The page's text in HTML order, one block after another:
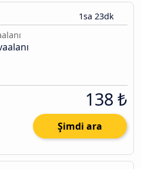
1sa 23dk
138 ₺
Şimdi ara